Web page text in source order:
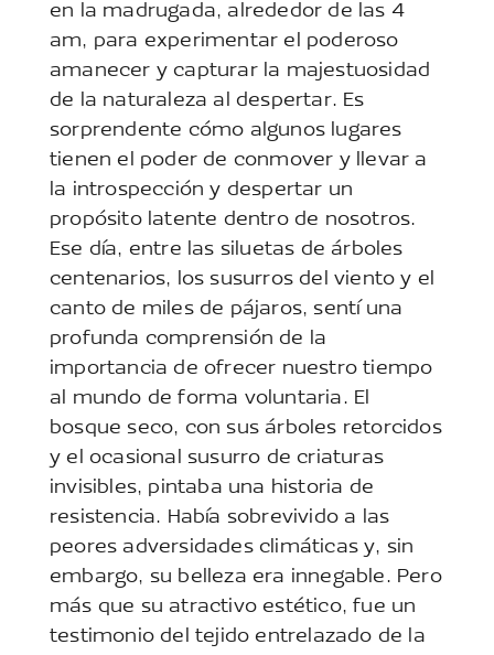
en la madrugada, alrededor de las 4
am, para experimentar el poderoso
amanecer y capturar la majestuosidad
de la naturaleza al despertar. Es
sorprendente cómo algunos lugares
tienen el poder de conmover y llevar a
la introspección y despertar un
propósito latente dentro de nosotros.
Ese día, entre las siluetas de árboles
centenarios, los susurros del viento y el
canto de miles de pájaros, sentí una
profunda comprensión de la
importancia de ofrecer nuestro tiempo
al mundo de forma voluntaria. El
bosque seco, con sus árboles retorcidos
y el ocasional susurro de criaturas
invisibles, pintaba una historia de
resistencia. Había sobrevivido a las
peores adversidades climáticas y, sin
embargo, su belleza era innegable. Pero
más que su atractivo estético, fue un
testimonio del tejido entrelazado de la